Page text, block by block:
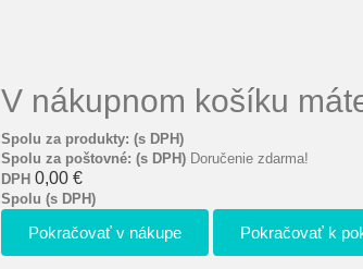
V nákupnom košíku
Spolu za produkty: (s DPH)
Spolu za poštovné: (s DPH) Doručenie zdarma!
DPH 0,00 €
Spolu (s DPH)
Pokračovať v nákupe Pokračovať k